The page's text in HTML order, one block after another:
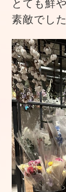
とても鮮
素敵でした